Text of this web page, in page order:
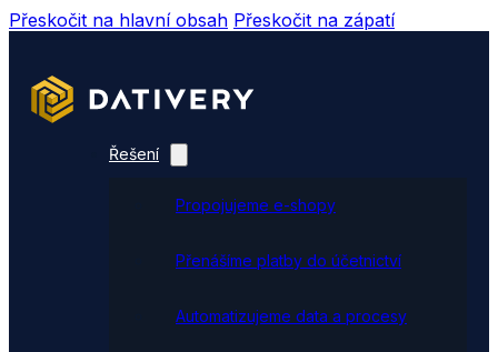
Přeskočit na hlavní obsah Přeskočit na zápatí
Řešení
Propojujeme e-shopy
Přenášíme platby do účetnictví
Automatizujeme data a procesy